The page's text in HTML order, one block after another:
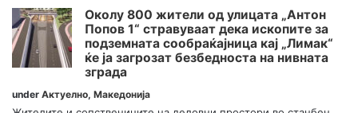
Околу 800 жители од улицата „Антон
Попов 1“ стравуваат дека ископите за
подземната сообраќајница кај „Лимак“
ќе ја загрозат безбедноста на нивната
зграда
under Актуелно, Македонија